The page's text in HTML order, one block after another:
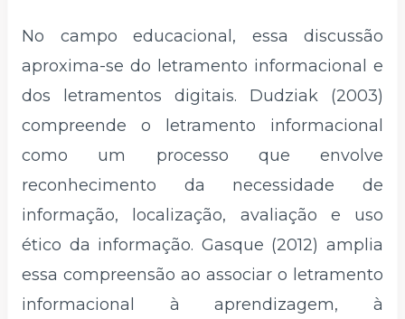
No campo educacional, essa discussão
aproxima-se do letramento informacional e
dos letramentos digitais. Dudziak (2003)
compreende o letramento informacional
como um processo que envolve
reconhecimento da necessidade de
informação, localização, avaliação e uso
ético da informação. Gasque (2012) amplia
essa compreensão ao associar o letramento
informacional à aprendizagem, à